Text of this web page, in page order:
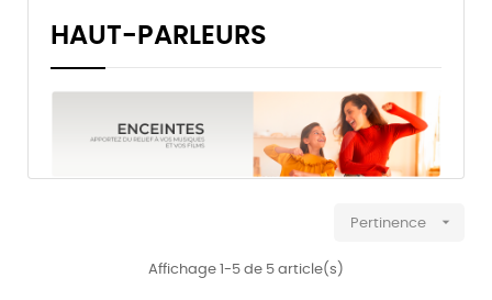
HAUT-PARLEURS
Pertinence 
Affichage 1-5 de 5 article(s)